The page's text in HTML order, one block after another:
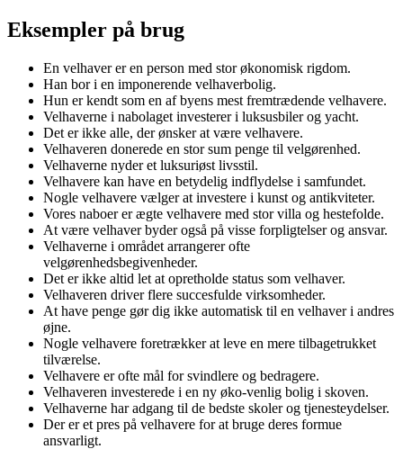
Eksempler på brug
En velhaver er en person med stor økonomisk rigdom.
Han bor i en imponerende velhaverbolig.
Hun er kendt som en af byens mest fremtrædende velhavere.
Velhaverne i nabolaget investerer i luksusbiler og yacht.
Det er ikke alle, der ønsker at være velhavere.
Velhaveren donerede en stor sum penge til velgørenhed.
Velhaverne nyder et luksuriøst livsstil.
Velhavere kan have en betydelig indflydelse i samfundet.
Nogle velhavere vælger at investere i kunst og antikviteter.
Vores naboer er ægte velhavere med stor villa og hestefolde.
At være velhaver byder også på visse forpligtelser og ansvar.
Velhaverne i området arrangerer ofte
velgørenhedsbegivenheder.
Det er ikke altid let at opretholde status som velhaver.
Velhaveren driver flere succesfulde virksomheder.
At have penge gør dig ikke automatisk til en velhaver i andres
øjne.
Nogle velhavere foretrækker at leve en mere tilbagetrukket
tilværelse.
Velhavere er ofte mål for svindlere og bedragere.
Velhaveren investerede i en ny øko-venlig bolig i skoven.
Velhaverne har adgang til de bedste skoler og tjenesteydelser.
Der er et pres på velhavere for at bruge deres formue
ansvarligt.